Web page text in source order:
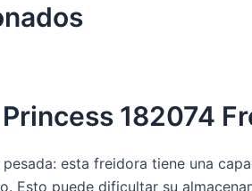
182074
esta freidora tiene una
Esto puede dificultar su